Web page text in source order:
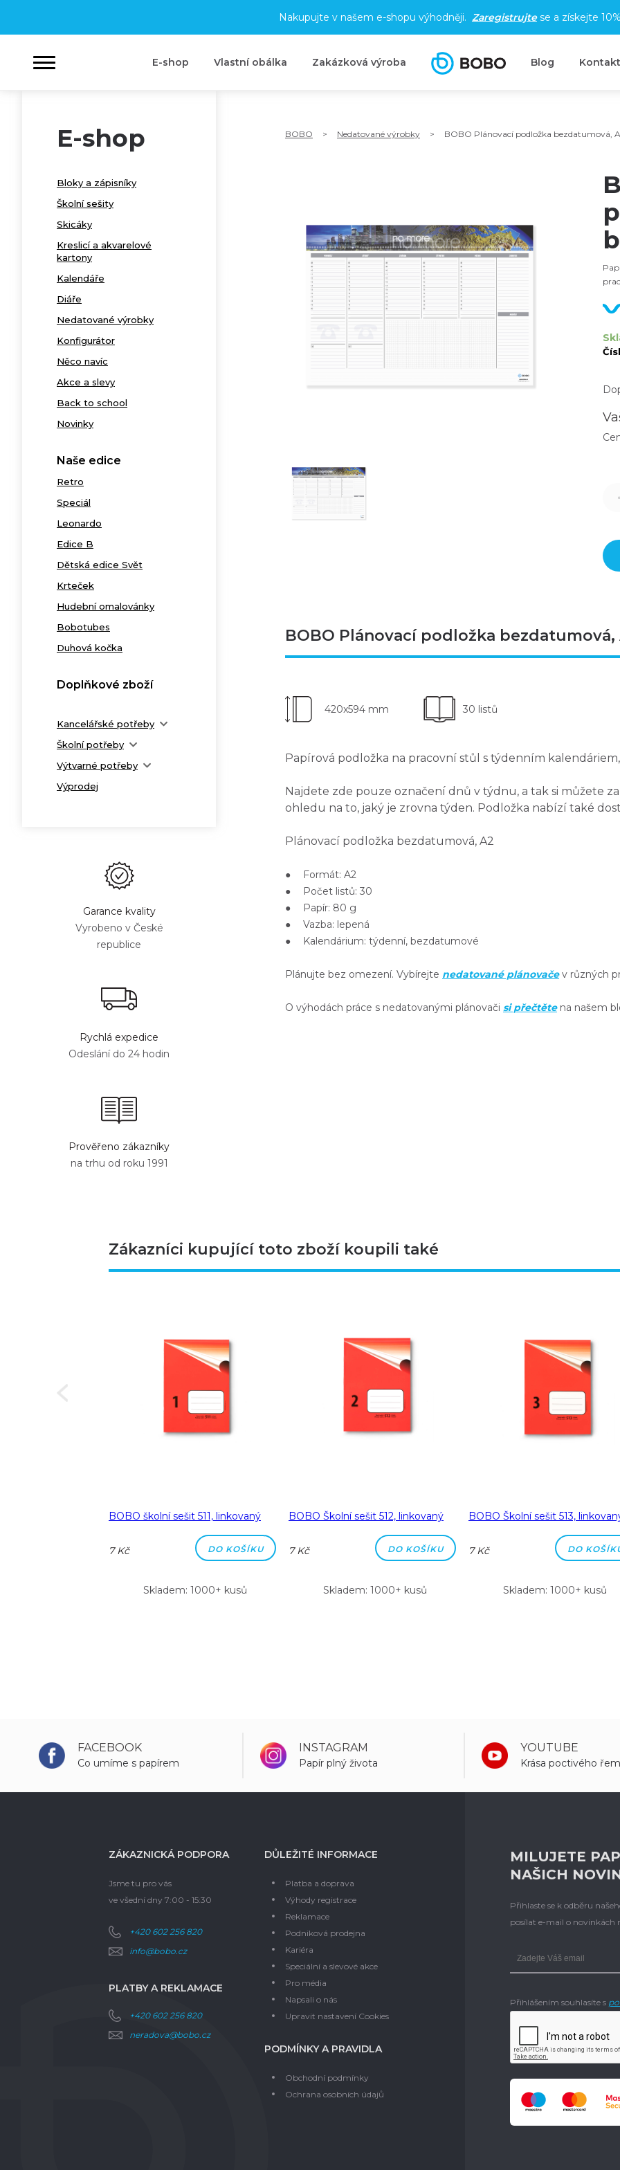
Nakupujte v našem e-shopu výhodněji. Zaregistrujtese a získejte
E-shop Vlastní obálka Zakázková výroba Blog Kontakt
E-shop
Bloky a zápisníky
Školní sešity
Skicáky
Kreslicí a akvarelové
kartony
Kalendáře
Diáře
Nedatované výrobky
Konfigurátor
Něco navíc
Akce a slevy
Back to school
Novinky
Naše edice
Retro
Speciál
Leonardo
Edice B
Dětská edice Svět
Krteček
Hudební omalovánky
Bobotubes
Duhová kočka
Doplňkové zboží
Kancelářské potřeby
Školní potřeby
Výtvarné potřeby
Výprodej
Garance kvality
Vyrobeno v České
republice
Rychlá expedice
Odeslání do 24 hodin
Prověřeno zákazníky
na trhu od roku 1991
BOBO > Nedatované výrobky > BOBO Plánovací podložka bezdatumová,
BOBO Plánovací podložka bezdatumová,
420x594 mm 30 listů
Papírová podložka na pracovní stůl s týdenním kalendáriem
Najdete zde pouze označení dnů v týdnu, a tak si můžete
ohledu na to, jaký je zrovna týden. Podložka nabízí také
Plánovací podložka bezdatumová, A2
● Formát: A2
● Počet listů: 30
● Papír: 80 g
● Vazba: lepená
● Kalendárium: týdenní, bezdatumové
Plánujte bez omezení. Vybírejte nedatované plánovačev různých
O výhodách práce s nedatovanými plánovači si přečtětena našem
Zákazníci kupující toto zboží koupili také
BOBO školní sešit 511, linkovaný
7 Kč DO KOŠÍKU
Skladem: 1000+ kusů
BOBO Školní sešit 512, linkovaný
7 Kč DO KOŠÍKU
Skladem: 1000+ kusů
BOBO Školní sešit 513,
7 Kč DO
Skladem: 1000+ kusů
Next
FACEBOOK
Co umíme s papírem
INSTAGRAM
Papír plný života
YOUTUBE
Krása poctivého
ZÁKAZNICKÁ PODPORA
Jsme tu pro vás
ve všední dny 7:00 - 15:30
+420 602 256 820
info@bobo.cz
PLATBY A REKLAMACE
+420 602 256 820
neradova@bobo.cz
DŮLEŽITÉ INFORMACE
Platba a doprava
Výhody registrace
Reklamace
Podniková prodejna
Kariéra
Speciální a slevové akce
Pro média
Napsali o nás
Upravit nastavení Cookies
PODMÍNKY A PRAVIDLA
Obchodní podmínky
Ochrana osobních údajů
MILUJETE
NAŠICH
Přihlaste se k odběru
posílat e-mail o novinkách
Přihlášením souhlasíte s